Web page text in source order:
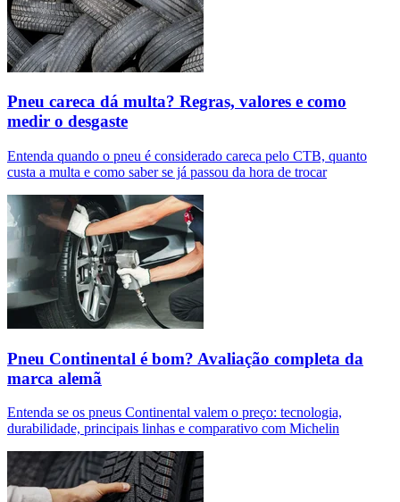
Pneu careca dá multa? Regras, valores e como
medir o desgaste
Entenda quando o pneu é considerado careca pelo CTB, quanto
custa a multa e como saber se já passou da hora de trocar
Pneu Continental é bom? Avaliação completa da
marca alemã
Entenda se os pneus Continental valem o preço: tecnologia,
durabilidade, principais linhas e comparativo com Michelin